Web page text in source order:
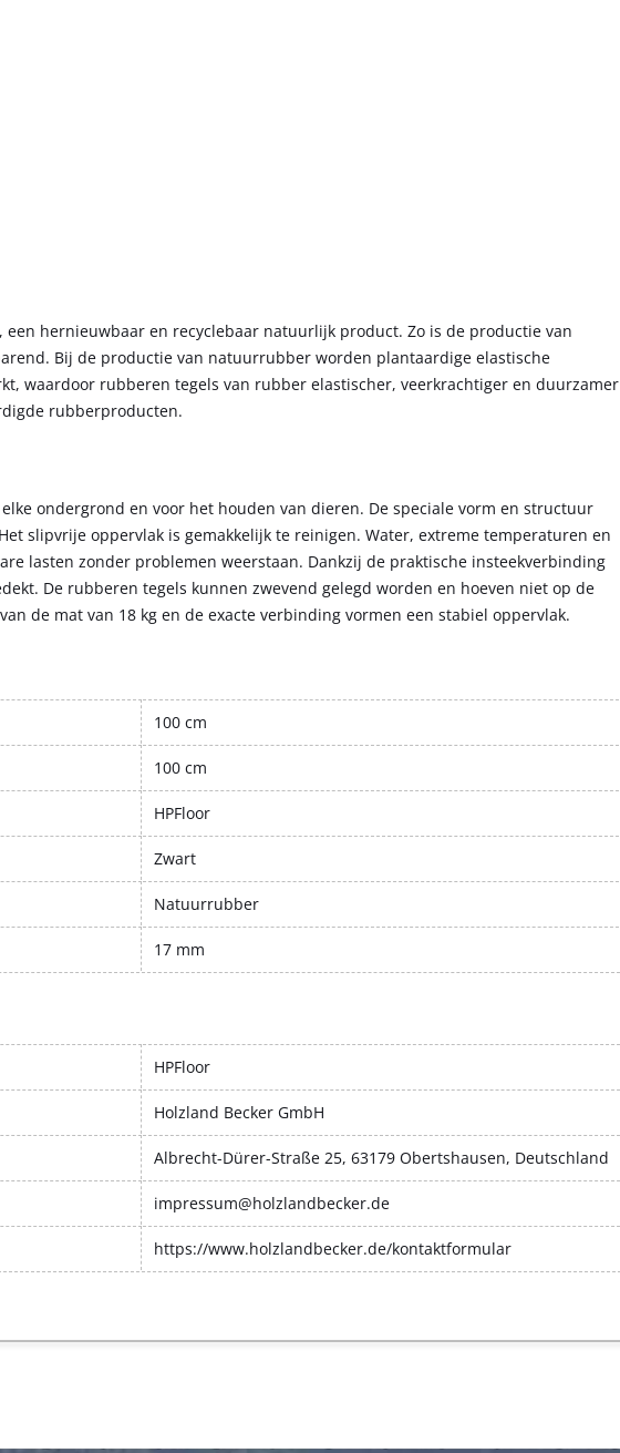
hernieuwbaar en recyclebaar natuurlijk product. Zo is de productie van
Bij de productie van natuurrubber worden plantaardige elastische
waardoor rubberen tegels van rubber elastischer, veerkrachtiger en duurzamer
rubberproducten.
ondergrond en voor het houden van dieren. De speciale vorm en structuur
slipvrije oppervlak is gemakkelijk te reinigen. Water, extreme temperaturen en
lasten zonder problemen weerstaan. Dankzij de praktische insteekverbinding
De rubberen tegels kunnen zwevend gelegd worden en hoeven niet op de
de mat van 18 kg en de exacte verbinding vormen een stabiel oppervlak.
100 cm
100 cm
HPFloor
Zwart
Natuurrubber
17 mm
HPFloor
Holzland Becker GmbH
Albrecht-Dürer-Straße 25, 63179 Obertshausen, Deutschland
impressum@holzlandbecker.de
https://www.holzlandbecker.de/kontaktformular